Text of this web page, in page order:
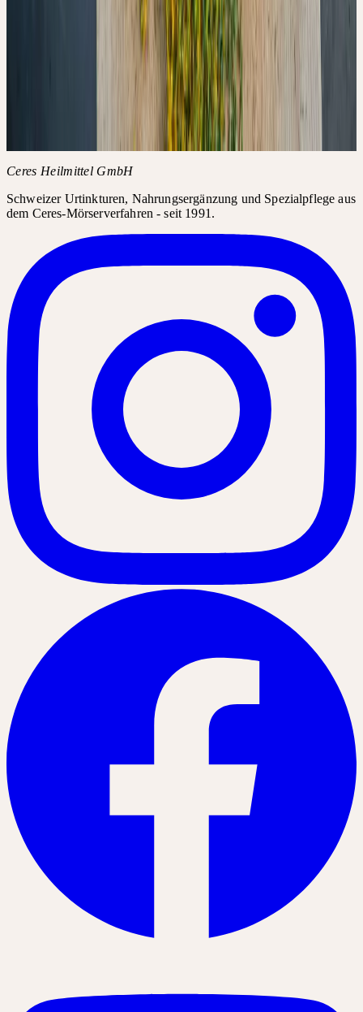
Auf Facebook ansehen ↗ Auf YouTube
Was passiert, wenn eine Pflanze zu lange wartet
Der Vergleich kommerzieller Chargen
Einordnung und Grenzen der Studie
Ceres Heilmittel GmbH
Schweizer Urtinkturen, Nahrungsergänzung und Spezialpflege aus
dem Ceres-Mörserverfahren - seit 1991.